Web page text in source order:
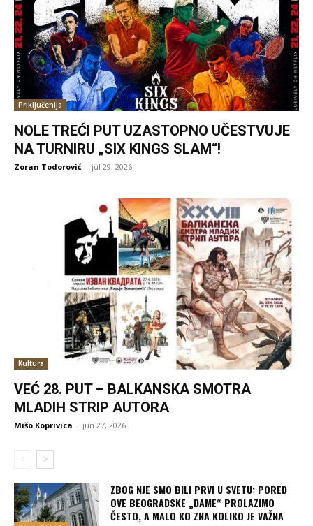
Priključenija
NOLE TREĆI PUT UZASTOPNO UČESTVUJE
NA TURNIRU „SIX KINGS SLAM“!
Zoran Todorović - jul 29, 2026
Kultura
VEĆ 28. PUT – BALKANSKA SMOTRA
MLADIH STRIP AUTORA
Mišo Koprivica - jun 27, 2026
ZBOG NJE SMO BILI PRVI U SVETU: PORED
OVE BEOGRADSKE „DAME“ PROLAZIMO
ČESTO, A MALO KO ZNA KOLIKO JE VAŽNA